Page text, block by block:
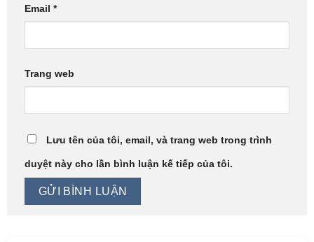
Email *
Trang web
Lưu tên của tôi, email, và trang web trong trình
duyệt này cho lần bình luận kế tiếp của tôi.